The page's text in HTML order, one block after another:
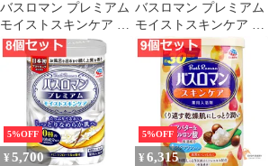
バスロマン プレミアム
モイストスキンケア 薬
用入浴剤 600g
バスロマン プレミアム
モイストスキンケア 薬
用入浴剤 600g 7個セッ
ト まとめ売り
5%OFF
¥ 5,700
5%OFF
¥ 6,315